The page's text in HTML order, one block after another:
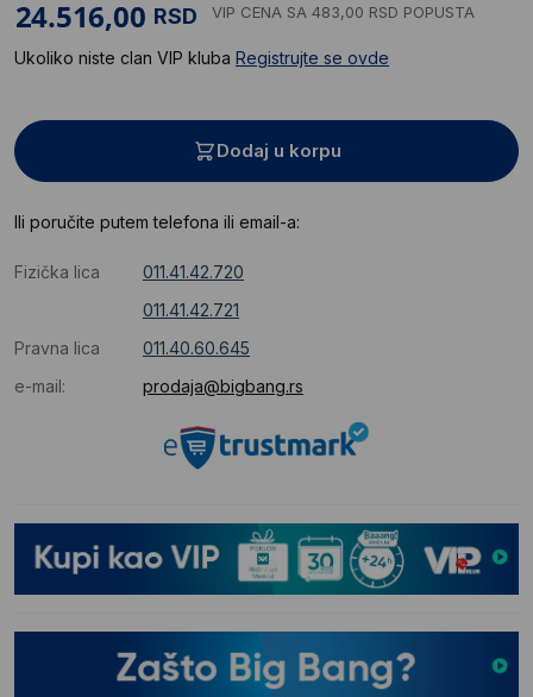
RSD VIP CENA SA 483,00 RSD POPUSTA
Ukoliko niste clan VIP kluba Registrujte se ovde
Dodaj u korpu
Ili poručite putem telefona ili email-a:
Fizička lica
011.41.42.720
011.41.42.721
Pravna lica
011.40.60.645
e-mail:
prodaja@bigbang.rs